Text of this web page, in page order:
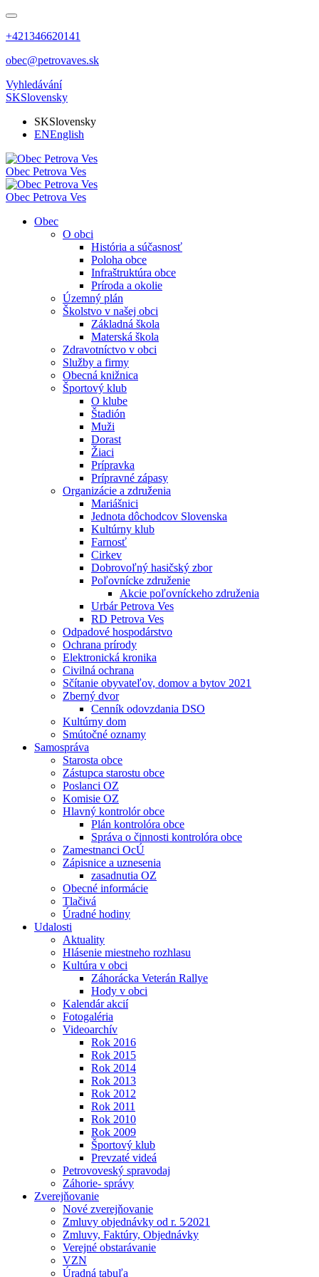
+421346620141
obec@petrovaves.sk
Vyhledávání
SKSlovensky
SKSlovensky
ENEnglish
Obec Petrova Ves
Obec Petrova Ves
Obec
O obci
História a súčasnosť
Poloha obce
Infraštruktúra obce
Príroda a okolie
Územný plán
Školstvo v našej obci
Základná škola
Materská škola
Zdravotníctvo v obci
Služby a firmy
Obecná knižnica
Športový klub
O klube
Štadión
Muži
Dorast
Žiaci
Prípravka
Prípravné zápasy
Organizácie a združenia
Mariášnici
Jednota dôchodcov Slovenska
Kultúrny klub
Farnosť
Cirkev
Dobrovoľný hasičský zbor
Poľovnícke združenie
Akcie poľovníckeho združenia
Urbár Petrova Ves
RD Petrova Ves
Odpadové hospodárstvo
Ochrana prírody
Elektronická kronika
Civilná ochrana
Sčítanie obyvateľov, domov a bytov 2021
Zberný dvor
Cenník odovzdania DSO
Kultúrny dom
Smútočné oznamy
Samospráva
Starosta obce
Zástupca starostu obce
Poslanci OZ
Komisie OZ
Hlavný kontrolór obce
Plán kontrolóra obce
Správa o činnosti kontrolóra obce
Zamestnanci OcÚ
Zápisnice a uznesenia
zasadnutia OZ
Obecné informácie
Tlačivá
Úradné hodiny
Udalosti
Aktuality
Hlásenie miestneho rozhlasu
Kultúra v obci
Záhorácka Veterán Rallye
Hody v obci
Kalendár akcií
Fotogaléria
Videoarchív
Rok 2016
Rok 2015
Rok 2014
Rok 2013
Rok 2012
Rok 2011
Rok 2010
Rok 2009
Športový klub
Prevzaté videá
Petrovoveský spravodaj
Záhorie- správy
Zverejňovanie
Nové zverejňovanie
Zmluvy objednávky od r. 5⁄2021
Zmluvy, Faktúry, Objednávky
Verejné obstarávanie
VZN
Úradná tabuľa